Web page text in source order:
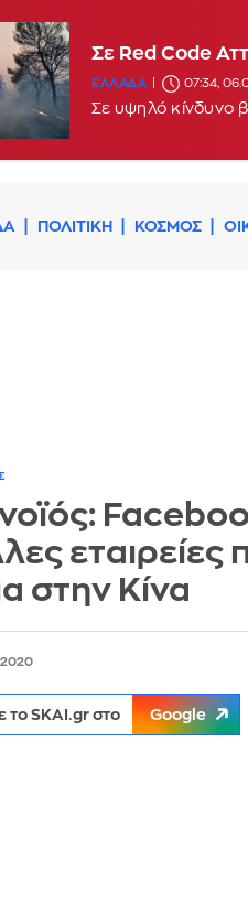
Σε Red Code
ΕΛΛΑΔΑ 07:34,
Σε υψηλό κίνδυνο
ΠΟΛΙΤΙΚΗ ΚΟΣΜΟΣ
εταιρείες
στην Κίνα
το SKAI.gr στο Google